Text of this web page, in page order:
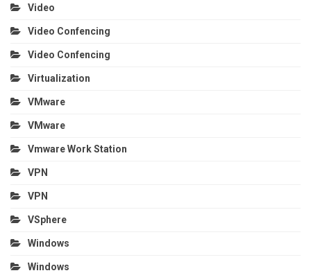
Video
Video Confencing
Video Confencing
Virtualization
VMware
VMware
Vmware Work Station
VPN
VPN
VSphere
Windows
Windows